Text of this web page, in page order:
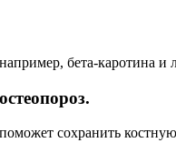
бета-каротина
сохранить